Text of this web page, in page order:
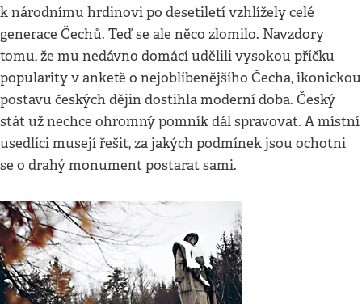
k národnímu hrdinovi po desetiletí vzhlížely celé
generace Čechů. Teď se ale něco zlomilo. Navzdory
tomu, že mu nedávno domácí udělili vysokou příčku
popularity v anketě o nejoblíbenějšího Čecha, ikonickou
postavu českých dějin dostihla moderní doba. Český
stát už nechce ohromný pomník dál spravovat. A místní
usedlíci musejí řešit, za jakých podmínek jsou ochotni
se o drahý monument postarat sami.